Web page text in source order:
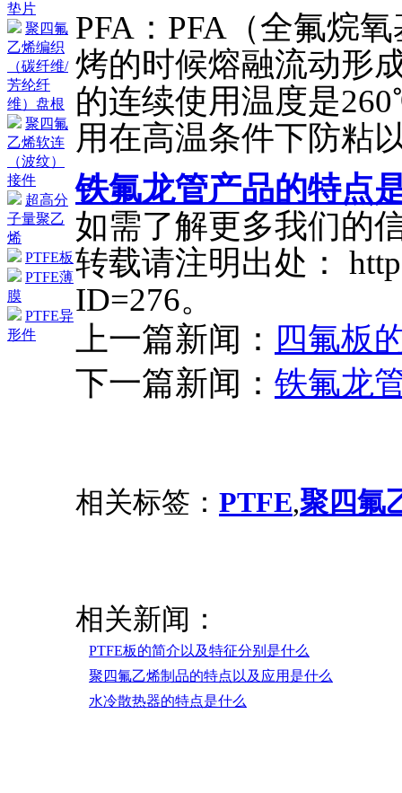
垫片
聚四氟
乙烯编织
（碳纤维/
芳纶纤
维）盘根
聚四氟
乙烯软连
（波纹）
接件
超高分
子量聚乙
烯
PTFE板
PTFE薄
膜
PTFE异
形件
PFA：PFA（全氟烷
烤的时候熔融流动形
的连续使用温度是
用在高温条件下防粘
铁氟龙管产品的特点
如需了解更多我们的
转载请注明出处：
ID=276。
上一篇新闻： 四氟板
下一篇新闻： 铁氟龙
相关标签： PTFE,聚四氟
相关新闻：
PTFE板的简介以及特征分别是什么
聚四氟乙烯制品的特点以及应用是什么
水冷散热器的特点是什么